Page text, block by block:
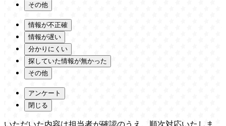
その他
情報が不正確
情報が遅い
分かりにくい
探していた情報が無かった
その他
アンケート
閉じる
いただいた内容は担当者が確認のうえ、順次対応いたしま